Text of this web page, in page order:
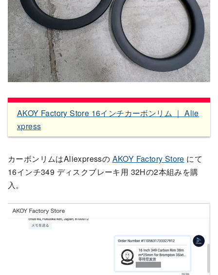
AKOY Factory Store 16インチカーボンリム ｜ Alie
xpress
カーボンリムはAliexpressの AKOY Factory Store にて
16インチ349 ディスクブレーキ用 32Hの2本組みを購
入。